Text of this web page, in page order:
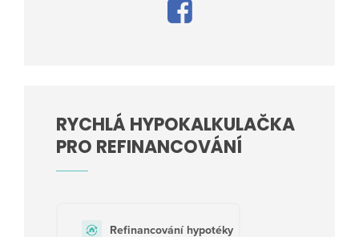
RYCHLÁ HYPOKALKULAČKA
PRO REFINANCOVÁNÍ